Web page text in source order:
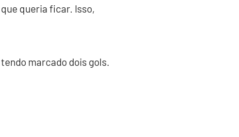
queria ficar. Isso,
marcado dois gols.